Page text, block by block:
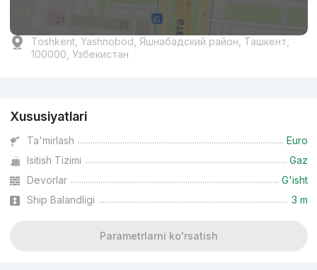
Toshkent, Yashnobod, Яшнабадский район, Ташкент,
100000, Узбекистан
Xususiyatlari
Ta'mirlash
Euro
Isitish Tizimi
Gaz
Devorlar
G'isht
Ship Balandligi
3 m
Parametrlarni ko'rsatish